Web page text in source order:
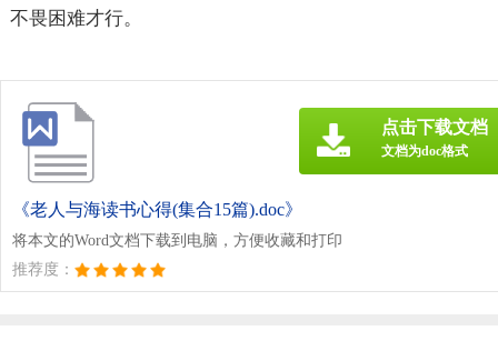
不畏困难才行。
《老人与海读书心得(集合15篇).doc》
将本文的Word文档下载到电脑，方便收藏和打印
推荐度：
点击下载文档
文档为doc格式